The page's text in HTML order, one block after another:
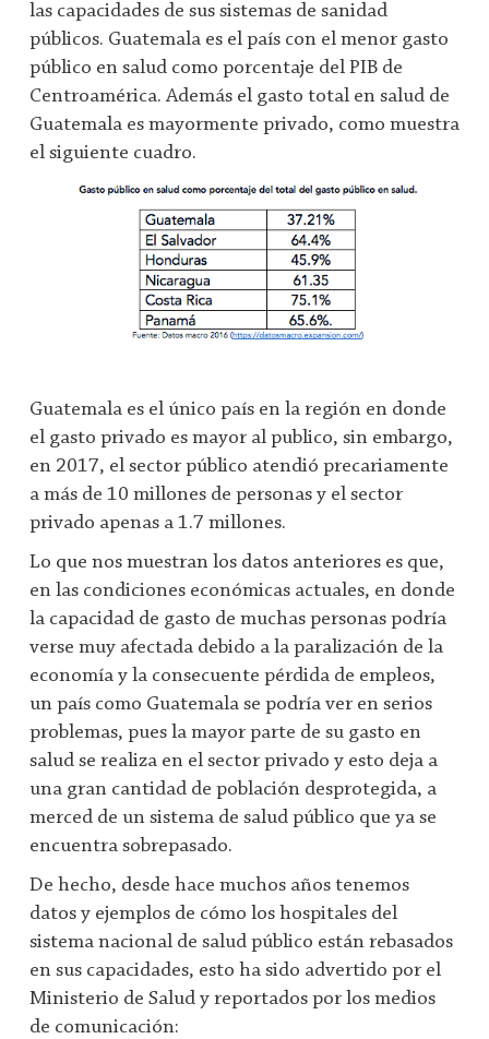
las capacidades de sus sistemas de sanidad
públicos. Guatemala es el país con el menor gasto
público en salud como porcentaje del PIB de
Centroamérica. Además el gasto total en salud de
Guatemala es mayormente privado, como muestra
el siguiente cuadro.
Guatemala es el único país en la región en donde
el gasto privado es mayor al publico, sin embargo,
en 2017, el sector público atendió precariamente
a más de 10 millones de personas y el sector
privado apenas a 1.7 millones.
Lo que nos muestran los datos anteriores es que,
en las condiciones económicas actuales, en donde
la capacidad de gasto de muchas personas podría
verse muy afectada debido a la paralización de la
economía y la consecuente pérdida de empleos,
un país como Guatemala se podría ver en serios
problemas, pues la mayor parte de su gasto en
salud se realiza en el sector privado y esto deja a
una gran cantidad de población desprotegida, a
merced de un sistema de salud público que ya se
encuentra sobrepasado.
De hecho, desde hace muchos años tenemos
datos y ejemplos de cómo los hospitales del
sistema nacional de salud público están rebasados
en sus capacidades, esto ha sido advertido por el
Ministerio de Salud y reportados por los medios
de comunicación: